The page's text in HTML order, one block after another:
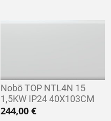
Nobö TOP NTL4N 15
1,5KW IP24 40X103CM
244,00€